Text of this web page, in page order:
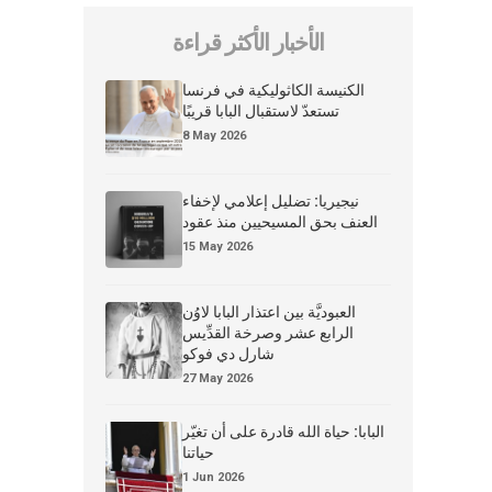
الأخبار الأكثر قراءة
الكنيسة الكاثوليكية في فرنسا
تستعدّ لاستقبال البابا قريبًا
8 May 2026
نيجيريا: تضليل إعلامي لإخفاء
العنف بحق المسيحيين منذ عقود
15 May 2026
العبوديَّة بين اعتذار البابا لاوُن
الرابع عشر وصرخة القدِّيس
شارل دي فوكو
27 May 2026
البابا: حياة الله قادرة على أن تغيّر
حياتنا
1 Jun 2026